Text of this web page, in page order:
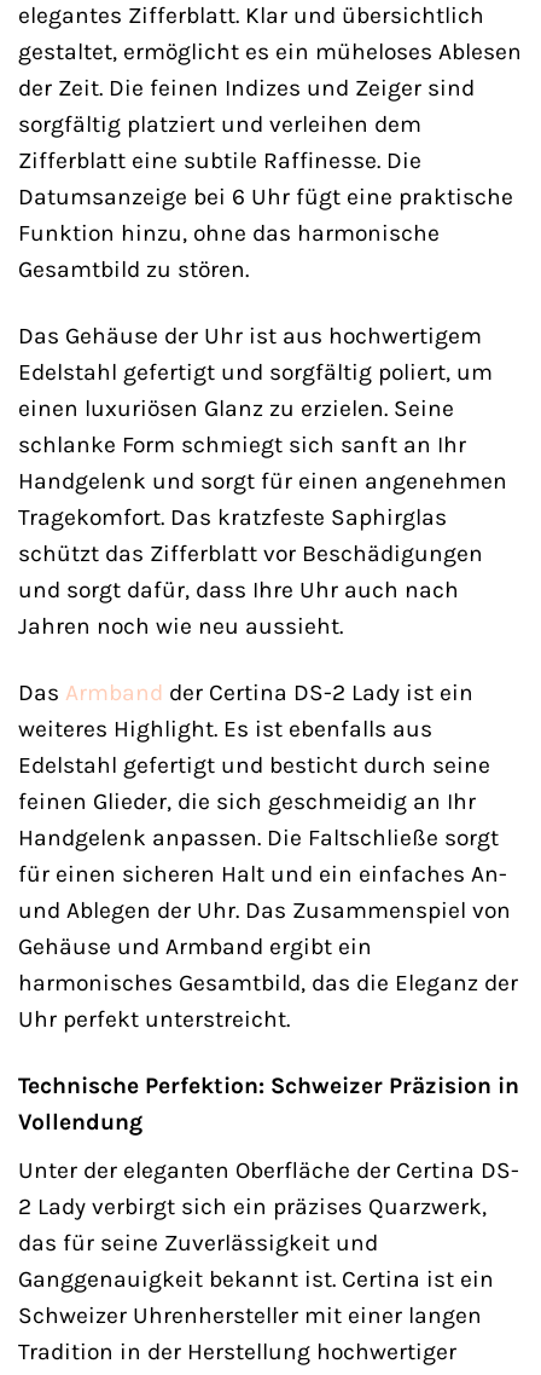
elegantes Zifferblatt. Klar und übersichtlich
gestaltet, ermöglicht es ein müheloses Ablesen
der Zeit. Die feinen Indizes und Zeiger sind
sorgfältig platziert und verleihen dem
Zifferblatt eine subtile Raffinesse. Die
Datumsanzeige bei 6 Uhr fügt eine praktische
Funktion hinzu, ohne das harmonische
Gesamtbild zu stören.
Das Gehäuse der Uhr ist aus hochwertigem
Edelstahl gefertigt und sorgfältig poliert, um
einen luxuriösen Glanz zu erzielen. Seine
schlanke Form schmiegt sich sanft an Ihr
Handgelenk und sorgt für einen angenehmen
Tragekomfort. Das kratzfeste Saphirglas
schützt das Zifferblatt vor Beschädigungen
und sorgt dafür, dass Ihre Uhr auch nach
Jahren noch wie neu aussieht.
Das Armband der Certina DS-2 Lady ist ein
weiteres Highlight. Es ist ebenfalls aus
Edelstahl gefertigt und besticht durch seine
feinen Glieder, die sich geschmeidig an Ihr
Handgelenk anpassen. Die Faltschließe sorgt
für einen sicheren Halt und ein einfaches An-
und Ablegen der Uhr. Das Zusammenspiel von
Gehäuse und Armband ergibt ein
harmonisches Gesamtbild, das die Eleganz der
Uhr perfekt unterstreicht.
Technische Perfektion: Schweizer Präzision in
Vollendung
Unter der eleganten Oberfläche der Certina DS-
2 Lady verbirgt sich ein präzises Quarzwerk,
das für seine Zuverlässigkeit und
Ganggenauigkeit bekannt ist. Certina ist ein
Schweizer Uhrenhersteller mit einer langen
Tradition in der Herstellung hochwertiger